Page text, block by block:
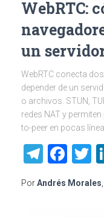
WebRTC:
un
WebRTC conecta
depender de un
o archivos. STUN,
redes NAT y
to-peer en pocas
PorAndrés Morales